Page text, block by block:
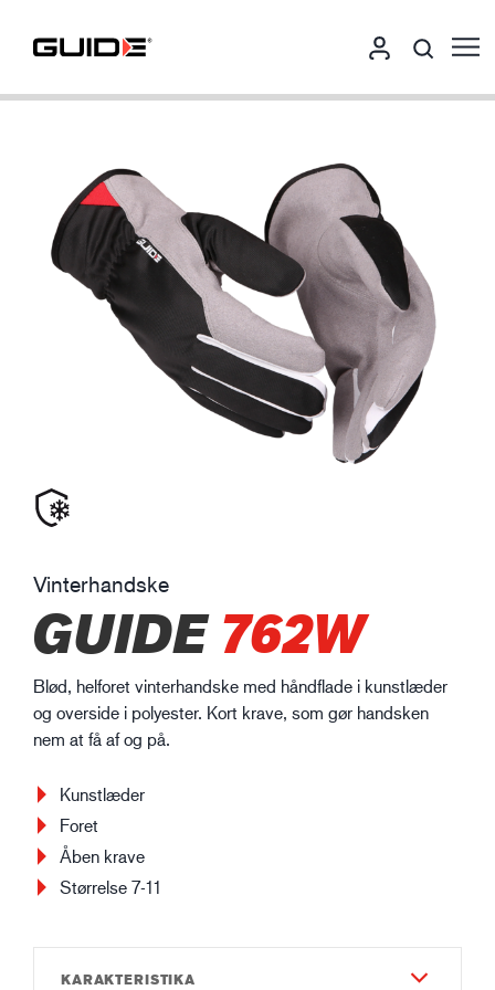
Vinterhandske
GUIDE762W
Blød, helforet vinterhandske med håndflade i kunstlæder
og overside i polyester. Kort krave, som gør handsken
nem at få af og på.
Kunstlæder
Foret
Åben krave
Størrelse 7-11
KARAKTERISTIKA